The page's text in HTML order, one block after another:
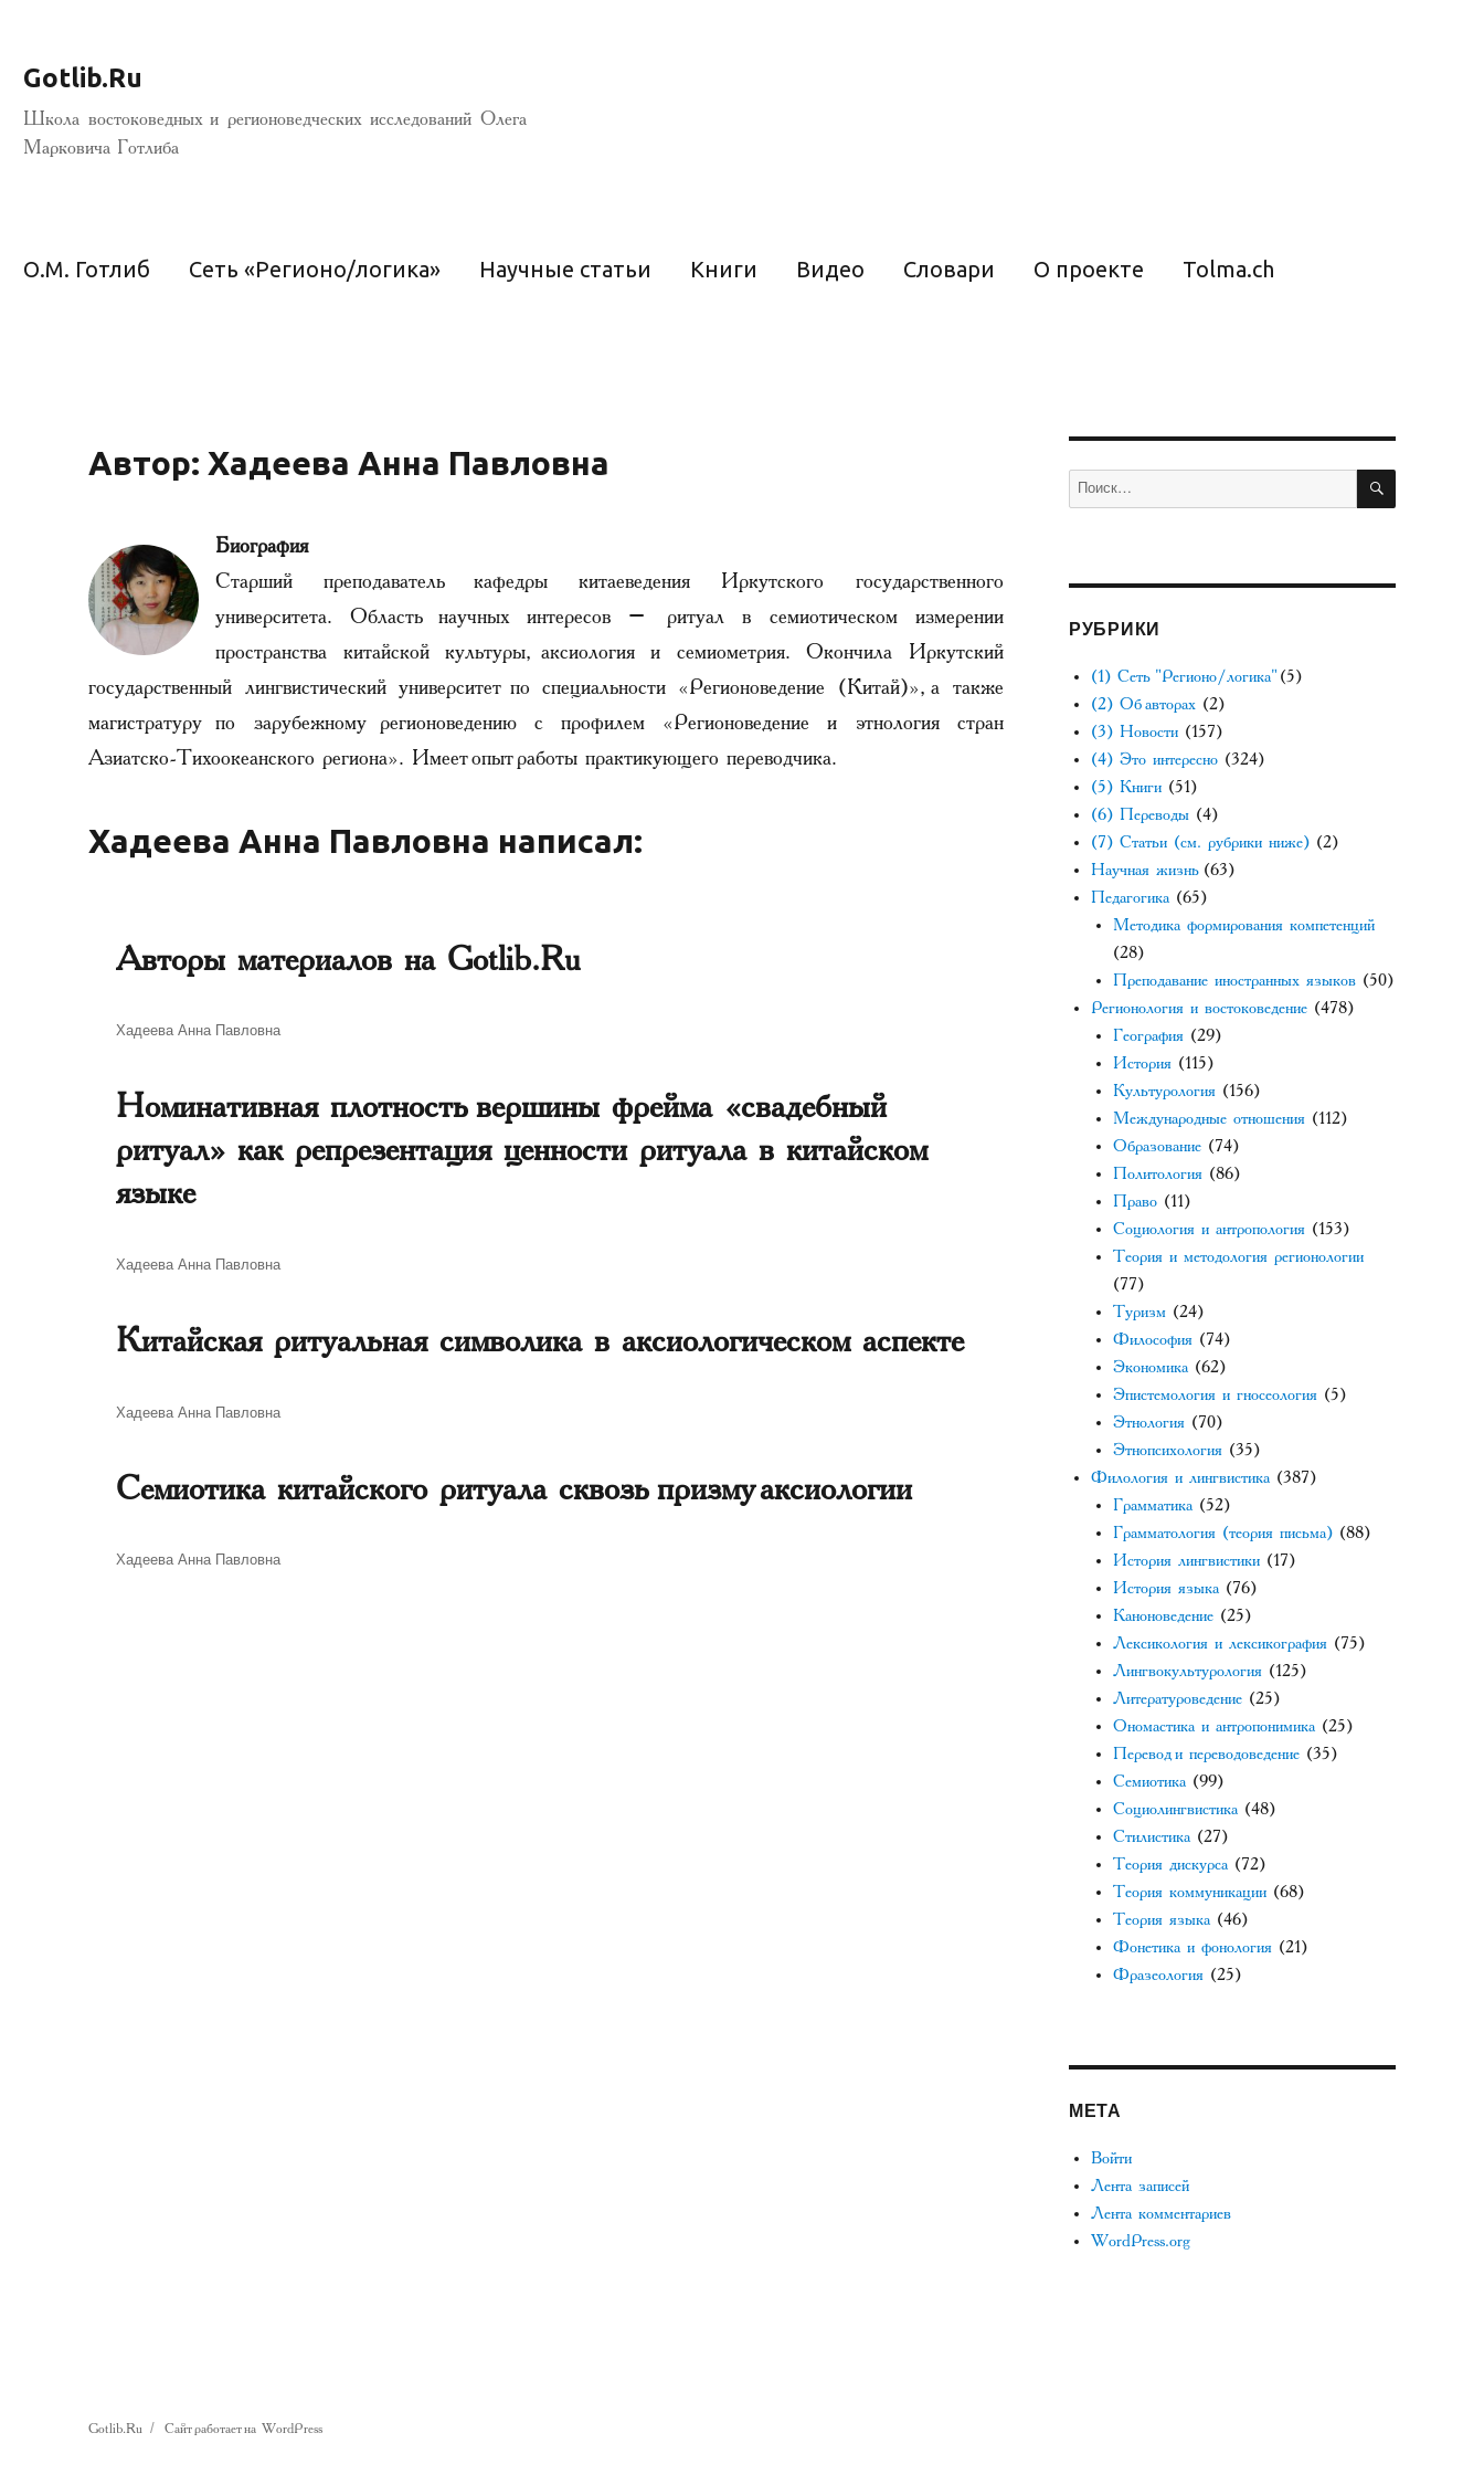
Gotlib.Ru
Школа востоковедных и регионоведческих исследований Олега
Марковича Готлиба
О.М. Готлиб Сеть «Регионо/логика» Научные статьи Книги Видео Словари О проекте Tolma.ch
Автор: Хадеева Анна Павловна
Биография
Старший преподаватель кафедры китаеведения Иркутского государственного
университета. Область научных интересов – ритуал в семиотическом измерении
пространства китайской культуры, аксиология и семиометрия. Окончила Иркутский
государственный лингвистический университет по специальности «Регионоведение (Китай)», а также
магистратуру по зарубежному регионоведению с профилем «Регионоведение и этнология стран
Азиатско-Тихоокеанского региона». Имеет опыт работы практикующего переводчика.
Хадеева Анна Павловна написал:
Авторы материалов на Gotlib.Ru
Автор
Хадеева Анна Павловна
Номинативная плотность вершины фрейма «свадебный
ритуал» как репрезентация ценности ритуала в китайском
языке
Автор
Хадеева Анна Павловна
Китайская ритуальная символика в аксиологическом аспекте
Автор
Хадеева Анна Павловна
Семиотика китайского ритуала сквозь призму аксиологии
Автор
Хадеева Анна Павловна
Искать: ПОИСК
РУБРИКИ
(1) Сеть "Регионо/логика"(5)
(2) Об авторах(2)
(3) Новости(157)
(4) Это интересно(324)
(5) Книги(51)
(6) Переводы(4)
(7) Статьи (см. рубрики ниже)(2)
Научная жизнь(63)
Педагогика(65)
Методика формирования компетенций
(28)
Преподавание иностранных языков(50)
Регионология и востоковедение(478)
География(29)
История(115)
Культурология(156)
Международные отношения(112)
Образование(74)
Политология(86)
Право(11)
Социология и антропология(153)
Теория и методология регионологии
(77)
Туризм(24)
Философия(74)
Экономика(62)
Эпистемология и гносеология(5)
Этнология(70)
Этнопсихология(35)
Филология и лингвистика(387)
Грамматика(52)
Грамматология (теория письма)(88)
История лингвистики(17)
История языка(76)
Каноноведение(25)
Лексикология и лексикография(75)
Лингвокультурология(125)
Литературоведение(25)
Ономастика и антропонимика(25)
Перевод и переводоведение(35)
Семиотика(99)
Социолингвистика(48)
Стилистика(27)
Теория дискурса(72)
Теория коммуникации(68)
Теория языка(46)
Фонетика и фонология(21)
Фразеология(25)
МЕТА
Войти
Лента записей
Лента комментариев
WordPress.org
Gotlib.Ru Сайт работает на WordPress